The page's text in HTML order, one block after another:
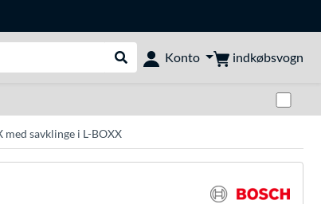
Udfør søgning
Konto indkøbsvogn
savklinge i L-BOXX